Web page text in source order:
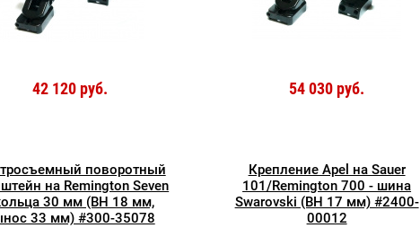
42 120 руб. 54 030 руб.
поворотный
на Remington Seven
30 мм (BH 18 мм,
33 мм) #300-35078
Крепление Apel на Sauer
101/Remington 700 - шина
Swarovski (BH 17 мм) #2400-
00012